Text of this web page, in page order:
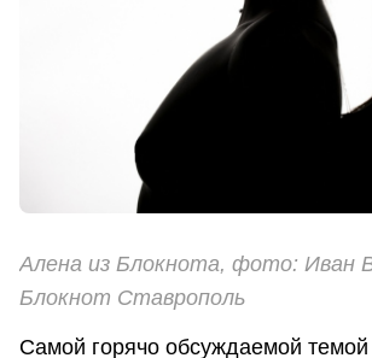
Алена из Блокнота, фото: Иван
Блокнот Ставрополь
Самой горячо обсуждаемой темой